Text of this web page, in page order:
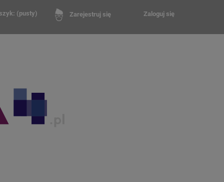
Zarejestruj się Zaloguj się
(pusty)